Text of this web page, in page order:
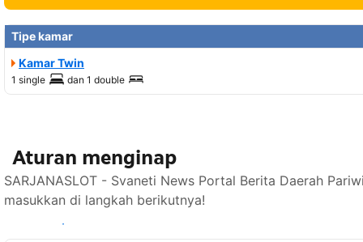
Tipe kamar
Kamar Twin
1 single dan 1 double
Aturan menginap
SARJANASLOT - Svaneti News Portal Berita Daerah
masukkan di langkah berikutnya!
Lihat ketersediaan